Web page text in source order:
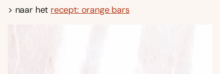
> naar het recept: orange bars